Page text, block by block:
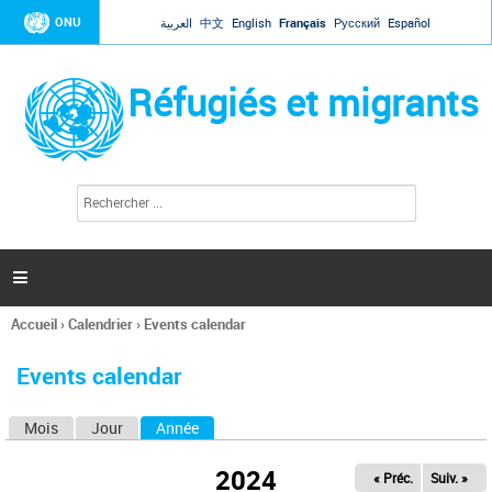
Jump to navigation
ONU العربية 中文 English Français Русский Español
Réfugiés et migrants
l
c
h
e

Vous
ici
Accueil›Calendrier› Events calendar
Events calendar
Mois Jour Année
2024 « Préc. Suiv. »